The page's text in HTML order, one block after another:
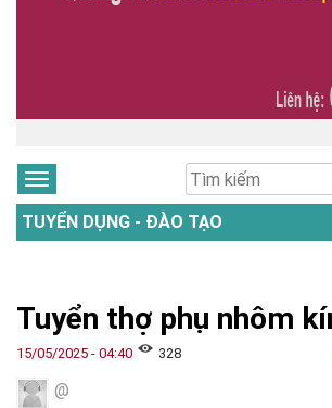
TUYỂN DỤNG - ĐÀO TẠO
Tuyển thợ phụ nhôm
15/05/2025 - 04:40 328
@